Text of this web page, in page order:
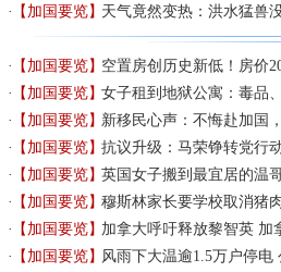
【加国要览】天气竟然变热：洪水猛
【加国要览】空置房创历史新低！房价
【加国要览】女子租到地狱公寓：毒品
【加国要览】新移民心声：不悔赴加国
【加国要览】抗议升级：马荣铮转党行
【加国要览】英国女子搬到最宜居的温
【加国要览】穆斯林家长要学校取消猪
【加国要览】加拿大呼吁释放黎智英 加
【加国要览】风雨下大温逾1.5万户停电